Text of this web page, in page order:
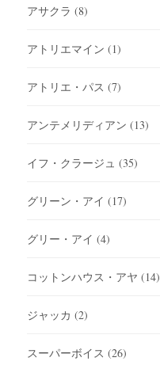
アサクラ (8)
アトリエマイン (1)
アトリエ・パス (7)
アンテメリディアン (13)
イフ・クラージュ (35)
グリーン・アイ (17)
グリー・アイ (4)
コットンハウス・アヤ (14)
ジャッカ (2)
スーパーボイス (26)